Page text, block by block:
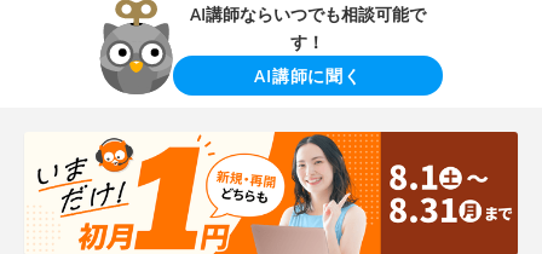
AI講師ならいつでも相談可能で
す！
AI講師に聞く